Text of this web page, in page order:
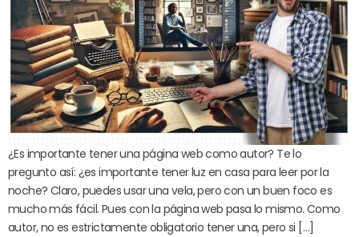
¿Es importante tener una página web como autor? Te lo
pregunto así: ¿es importante tener luz en casa para leer por la
noche? Claro, puedes usar una vela, pero con un buen foco es
mucho más fácil. Pues con la página web pasa lo mismo. Como
autor, no es estrictamente obligatorio tener una, pero si […]